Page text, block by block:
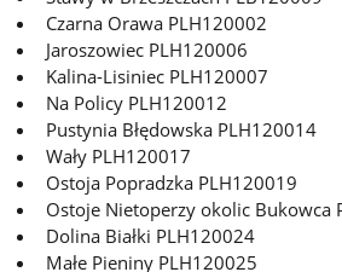
Czarna Orawa PLH120002
Jaroszowiec PLH120006
Kalina-Lisiniec PLH120007
Na Policy PLH120012
Pustynia Błędowska PLH120014
Wały PLH120017
Ostoja Popradzka PLH120019
Ostoje Nietoperzy okolic Bukowca
Dolina Białki PLH120024
Małe Pieniny PLH120025